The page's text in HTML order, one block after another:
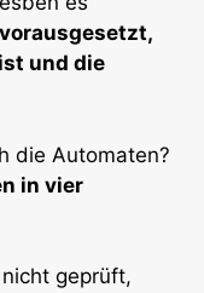
vorausgesetzt,
und die
die Automaten?
in vier
geprüft,